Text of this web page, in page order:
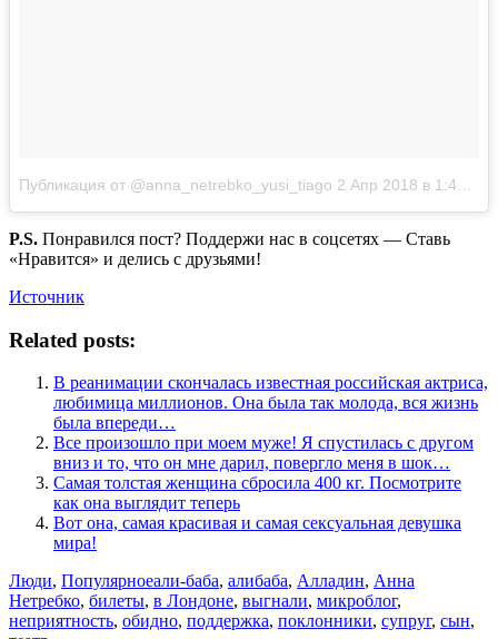
Публикация от @anna_netrebko_yusi_tiago 2 Апр 2018 в 1:49 PDT
P.S. Понравился пост? Поддержи нас в соцсетях — Ставь
«Нравится» и делись с друзьями!
Источник
Related posts:
В реанимации скончалась известная российская актриса,
любимица миллионов. Она была так молода, вся жизнь
была впереди…
Все произошло при моем муже! Я спустилась с другом
вниз и то, что он мне дарил, повергло меня в шок…
Самая толстая женщина сбросила 400 кг. Посмотрите
как она выглядит теперь
Вот она, самая красивая и самая сексуальная девушка
мира!
Люди, Популярноеали-баба, алибаба, Алладин, Анна
Нетребко, билеты, в Лондоне, выгнали, микроблог,
неприятность, обидно, поддержка, поклонники, супруг, сын,